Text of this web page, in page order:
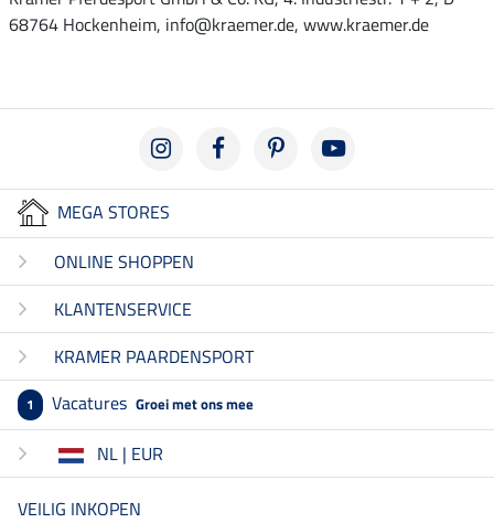
68764 Hockenheim, info@kraemer.de, www.kraemer.de
MEGA STORES
ONLINE SHOPPEN
KLANTENSERVICE
KRAMER PAARDENSPORT
1 Vacatures Groei met ons mee
NL | EUR
VEILIG INKOPEN